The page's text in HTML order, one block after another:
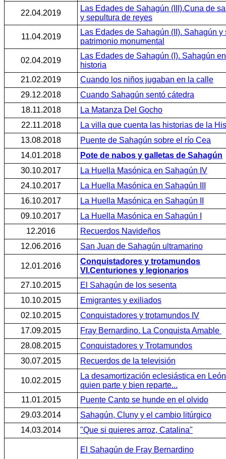
22.04.2019
Las Edades de Sahagún (III).Cuna de
y sepultura de reyes
11.04.2019
Las Edades de Sahagún (II). Sahagún y
patrimonio monumental
02.04.2019
Las Edades de Sahagún (I). Sahagún
historia
21.02.2019
Cuando los niños jugaban en la calle
29.12.2018
Cuando Sahagún sentó cátedra
18.11.2018
La Matanza Del Gocho
22.11.2018
La villa que cuenta las historias de la
13.08.2018
Puente de Sahagún sobre el río Cea
14.01.2018
Pote de nabos y galletas de Sahagún
30.10.2017
La Huella Masónica en Sahagún IV
24.10.2017
La Huella Masónica en Sahagún III
16.10.2017
La Huella Masónica en Sahagún II
09.10.2017
La Huella Masónica en Sahagún I
12.2016
Recuerdos Navideños
12.06.2016
San Juan de Sahagún ultramarino
12.01.2016
Conquistadores y trotamundos
VI.Centuriones y legionarios
27.10.2015
El Sahagún de los sesenta
10.10.2015
Emigrantes y exiliados
02.10.2015
Conquistadores y trotamundos IV
17.09.2015
Fray Bernardino. La Conquista Amable
28.08.2015
Conquistadores y Trotamundos
30.07.2015
Recuerdos de la televisión
10.02.2015
La desamortización eclesiástica en
quien parte y bien reparte...
11.01.2015
Puente Canto se hunde en el olvido
29.03.2014
Sahagún, Cluny y el cambio litúrgico
14.03.2014
"Que si quieres arroz, Catalina"
El Sahagún de Fray Bernardino